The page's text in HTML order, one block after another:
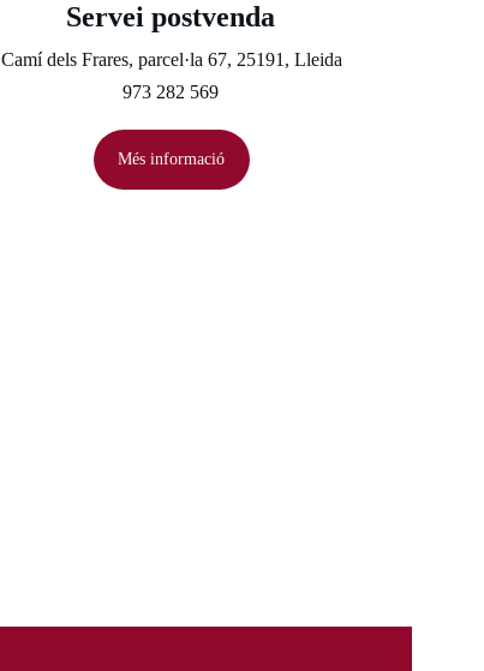
Servei postvenda
Camí dels Frares, parcel·la 67, 25191, Lleida
973 282 569
Més informació